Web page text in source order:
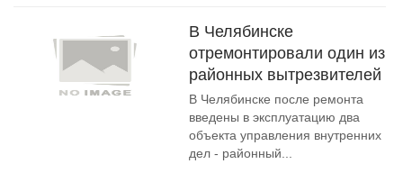
В Челябинске
отремонтировали один из
районных вытрезвителей
В Челябинске после ремонта
введены в эксплуатацию два
объекта управления внутренних
дел - районный...